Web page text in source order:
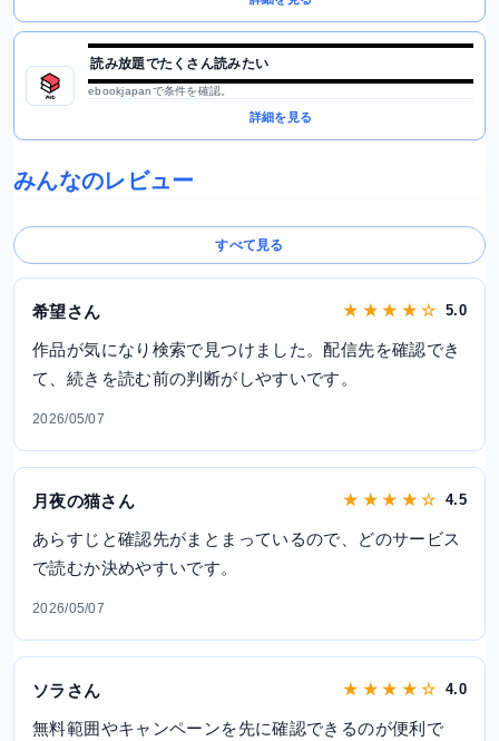
読み放題でたくさん読みたい
ebookjapanで条件を確認。
詳細を見る
みんなのレビュー
すべて見る
希望さん ★ ★ ★ ★ ☆ 5.0
作品が気になり検索で見つけました。配信先を確認でき
て、続きを読む前の判断がしやすいです。
2026/05/07
月夜の猫さん ★ ★ ★ ★ ☆ 4.5
あらすじと確認先がまとまっているので、どのサービス
で読むか決めやすいです。
2026/05/07
ソラさん ★ ★ ★ ★ ☆ 4.0
無料範囲やキャンペーンを先に確認できるのが便利で